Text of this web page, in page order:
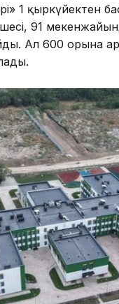
1 қыркүйектен
91
Ал 600 орынға